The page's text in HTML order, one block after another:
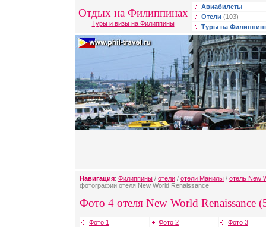
Отдых на Филиппинах
Туры и визы на Филиппины
Авиабилеты
Отели (103)
Туры на
Навигация: Филиппины / отели / отели Манилы / отель New
фотографии отеля New World Renaissance
Фото 4 отеля New World Renaissance
Фото 1 Фото 2
Фото 3